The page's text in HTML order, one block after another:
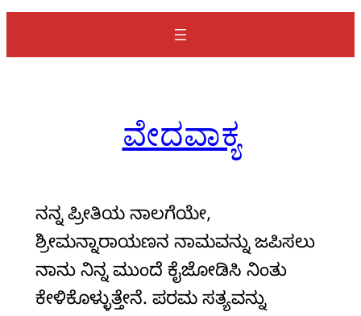
a
c
ವೇದವಾಕ್ಯ
ನನ್ನ ಪ್ರೀತಿಯ ನಾಲಗೆಯೇ,
ಶ್ರೀಮನ್ನಾರಾಯಣನ ನಾಮವನ್ನು ಜಪಿಸಲು
ನಾನು ನಿನ್ನ ಮುಂದೆ ಕೈಜೋಡಿಸಿ ನಿಂತು
ಕೇಳಿಕೊಳ್ಳುತ್ತೇನೆ. ಪರಮ ಸತ್ಯವನ್ನು